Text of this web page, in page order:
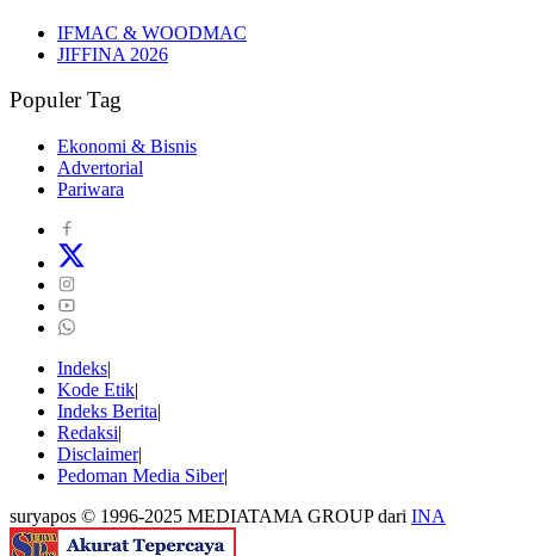
IFMAC & WOODMAC
JIFFINA 2026
Populer Tag
Ekonomi & Bisnis
Advertorial
Pariwara
Indeks
Kode Etik
Indeks Berita
Redaksi
Disclaimer
Pedoman Media Siber
suryapos © 1996-2025 MEDIATAMA GROUP dari INA